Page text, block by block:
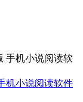
机小说阅读软件